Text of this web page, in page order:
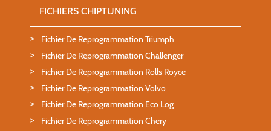
FICHIERS CHIPTUNING
Fichier De Reprogrammation Triumph
Fichier De Reprogrammation Challenger
Fichier De Reprogrammation Rolls Royce
Fichier De Reprogrammation Volvo
Fichier De Reprogrammation Eco Log
Fichier De Reprogrammation Chery